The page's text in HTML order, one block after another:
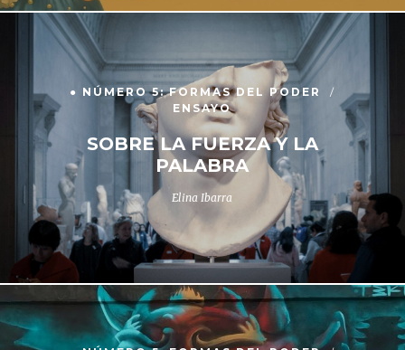
● NÚMERO 5: FORMAS DEL PODER
ENSAYO
SOBRE LA FUERZA Y LA
PALABRA
Elina Ibarra